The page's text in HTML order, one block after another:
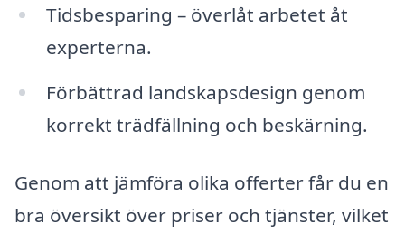
Tidsbesparing – överlåt arbetet åt
experterna.
Förbättrad landskapsdesign genom
korrekt trädfällning och beskärning.
Genom att jämföra olika offerter får du en
bra översikt över priser och tjänster, vilket